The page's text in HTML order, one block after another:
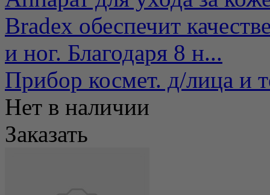
Bradex обеспечит
и ног. Благодаря 8 н...
Прибор космет. д/лица и
Нет в наличии
Заказать